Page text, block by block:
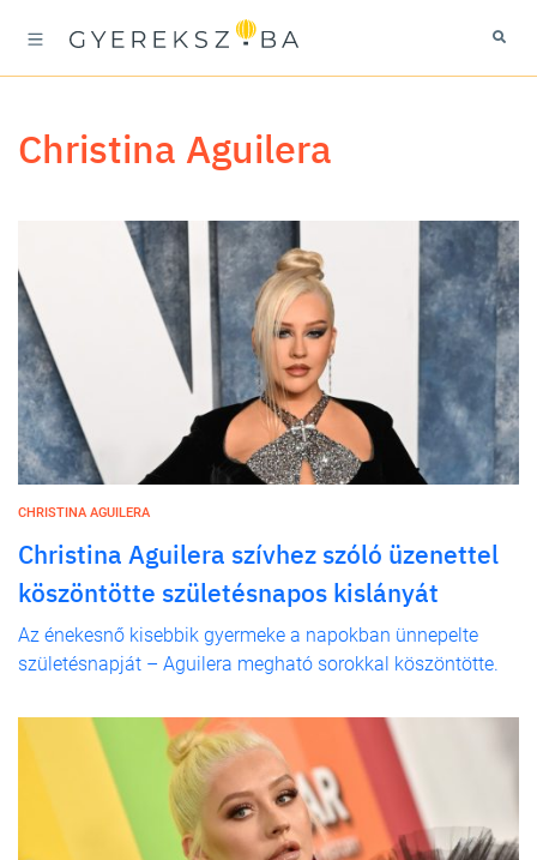
Christina Aguilera
CHRISTINA AGUILERA
Christina Aguilera szívhez szóló üzenettel
köszöntötte születésnapos kislányát
Az énekesnő kisebbik gyermeke a napokban ünnepelte
születésnapját – Aguilera megható sorokkal köszöntötte.